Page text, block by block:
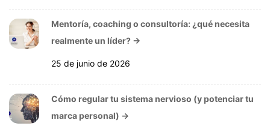
Mentoría, coaching o consultoría: ¿qué necesita
realmente un líder? →
25 de junio de 2026
Cómo regular tu sistema nervioso (y potenciar tu
marca personal) →